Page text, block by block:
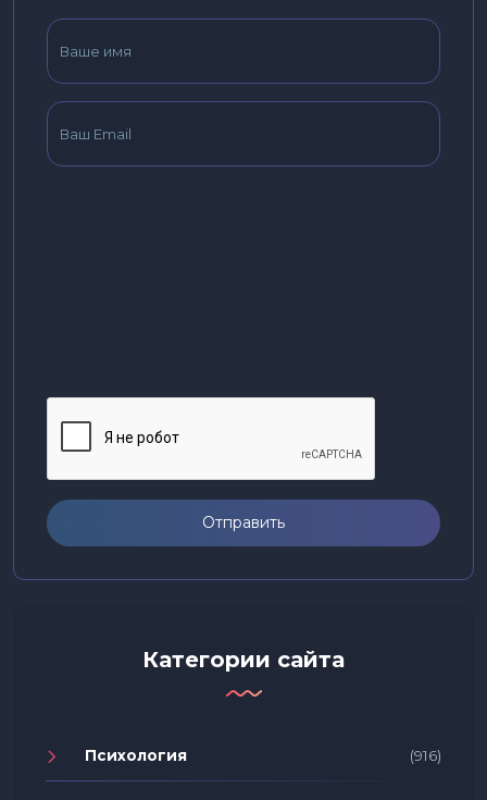
Отправить
Категории сайта
Психология (916)